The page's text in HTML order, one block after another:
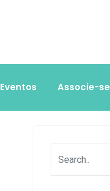
Eventos Associe-se